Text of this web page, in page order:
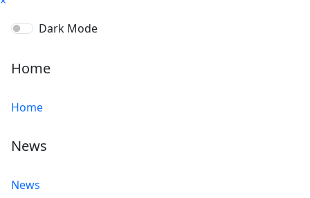
Dark Mode
Home
Home
News
News